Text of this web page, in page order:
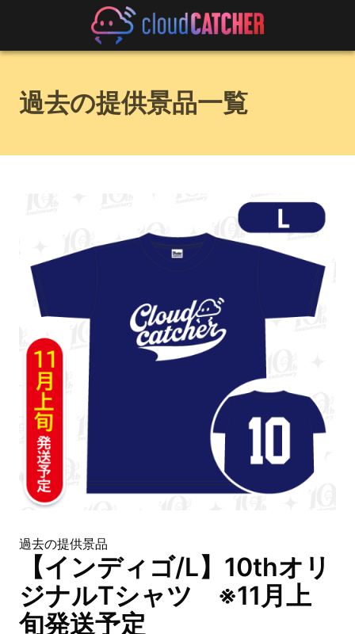
過去の提供景品一覧
過去の提供景品
【インディゴ/L】10thオリ
ジナルTシャツ ※11月上
旬発送予定